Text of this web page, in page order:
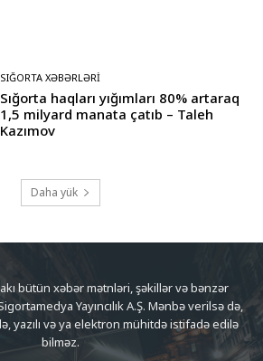
SIĞORTA XƏBƏRLƏRI
Sığorta haqları yığımları 80% artaraq
1,5 milyard manata çatıb – Taleh
Kazımov
Daha yük
bütün xəbər mətnləri, şəkillər və bənzər
Yayıncılık A.Ş. Mənbə verilsə də,
yazılı və ya elektron mühitdə istifadə edilə
bilməz.